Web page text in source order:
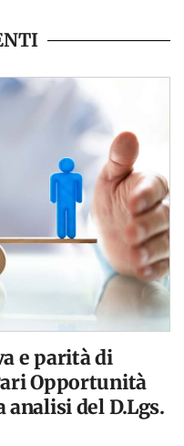
e parità di
Opportunità
del D.Lgs.